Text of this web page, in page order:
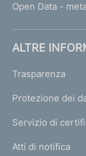
Open Data -
ALTRE
Trasparenza
Protezione dei
Servizio di
Atti di notifica